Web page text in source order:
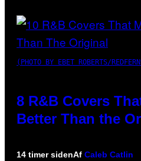
(PHOTO BY EBET ROBERTS/
8 R&B Covers
Better Than the
14 timer sidenAf Caleb Catlin